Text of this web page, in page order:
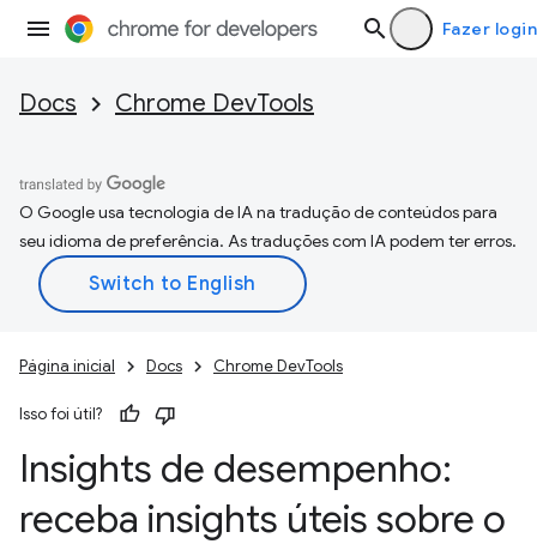
Fazer login
Docs Chrome DevTools
O Google usa tecnologia de IA na tradução de conteúdos para
seu idioma de preferência. As traduções com IA podem ter erros.
Página inicial Docs Chrome DevTools
Isso foi útil?
Insights de desempenho:
receba insights úteis sobre o